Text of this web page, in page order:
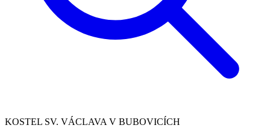
KOSTEL SV. VÁCLAVA V BUBOVICÍCH